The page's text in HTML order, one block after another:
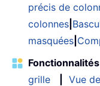
précis de
colonnes
masquées
grille
Vue